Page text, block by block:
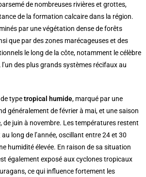
de nombreuses rivières et grottes,
de la formation calcaire dans la région.
par une végétation dense de forêts
que par des zones marécageuses et des
le long de la côte, notamment le célèbre
l’un des plus grands systèmes récifaux au
typetropical humide, marqué par une
généralement de février à mai, et une saison
de juin à novembre. Les températures restent
long de l’année, oscillant entre 24 et 30
humidité élevée. En raison de sa situation
également exposé aux cyclones tropicaux
ce qui influence fortement les